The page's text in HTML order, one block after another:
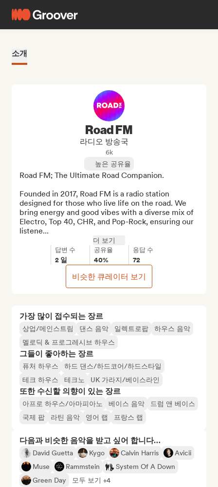
소개
가장 많이 접수되는 장르
상업/메인스트림 댄스 음악 일렉트로팝
하우스 음악
멜로딕 & 프로그레시브 하우스
그들이 좋아하는 장르
퓨처 하우스
하드 댄스/하드코어/하드스타일
테크 하우스
테크노 UK 가라지/베이스라인
또한 수신할 의향이 있는 장르
아프로 하우스/아마피아노 베이스 음악
드럼 앤 베이스
국제 팝
라틴 음악 영어 랩 프랑스 랩
다음과 비슷한 음악을 받고 싶어 합니다…
David Guetta Kygo Calvin Harris
Avicii
Muse
Rammstein
System Of A Down
Green Day
모두 보기 +4
Road FM
라디오 방송국
6k
높은 공유율
Road FM; The Ultimate Road Companion.
Founded in 2017, Road FM is a radio station
designed for those who live life on the road. We
bring energy and good vibes with a diverse mix of
Electro, Top 40, CHR, and Pop-Rock, ensuring our
listene...
더 보기
답변 수
2 일
공유율
40%
응답 수
72
비슷한 큐레이터 보기